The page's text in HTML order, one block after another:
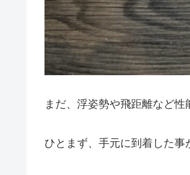
まだ、浮姿勢や飛距離など性
ひとまず、手元に到着した